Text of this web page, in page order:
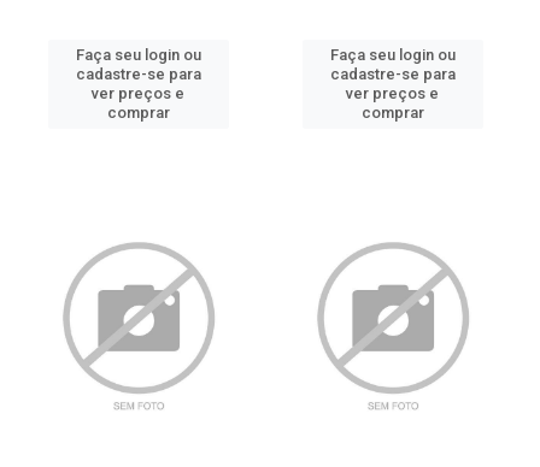
Faça seu login ou
cadastre-se para
ver preços e
comprar
Faça seu login ou
cadastre-se para
ver preços e
comprar